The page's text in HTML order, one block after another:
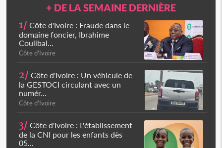
+ DE LA SEMAINE DERNIÈRE
1/ Côte d'Ivoire : Fraude dans le
domaine foncier, Ibrahime
Coulibal...
Côte d'Ivoire
2/ Côte d'Ivoire : Un véhicule de
la GESTOCI circulant avec un
numér...
Côte d'Ivoire
3/ Côte d'Ivoire : L'établissement
de la CNI pour les enfants dès
05...